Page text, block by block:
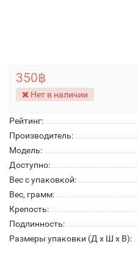
Рейтинг:
Производитель:
Модель:
Доступно:
Вес с упаковкой:
Вес, грамм:
Крепость:
Подлинность:
Размеры упаковки (Д х Ш х В):
350฿
Нет в наличии